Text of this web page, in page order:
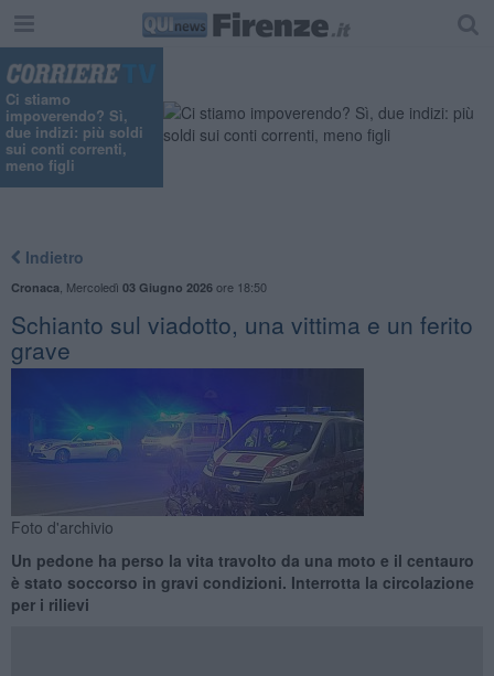
Ci stiamo
impoverendo? Sì,
due indizi: più soldi
sui conti correnti,
meno figli
Indietro
Cronaca Mercoledì 03 Giugno 2026ore 18:50
Schianto sul viadotto, una vittima e un ferito
grave
Foto d'archivio
Un pedone ha perso la vita travolto da una moto e il centauro
è stato soccorso in gravi condizioni. Interrotta la circolazione
per i rilievi